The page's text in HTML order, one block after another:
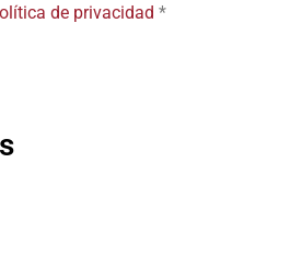
de privacidad *